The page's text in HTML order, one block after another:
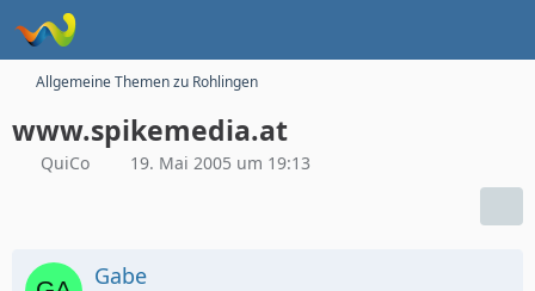
Allgemeine Themen zu Rohlingen
www.spikemedia.at
QuiCo 19. Mai 2005 um 19:13
Gabe